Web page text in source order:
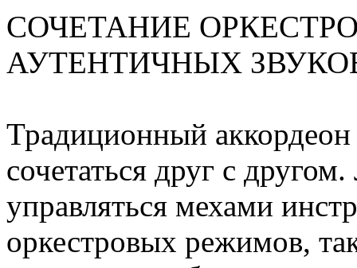
СОЧЕТАНИЕ
АУТЕНТИЧНЫХ
Традиционный
сочетаться друг с
управляться мехами
оркестровых режимов,